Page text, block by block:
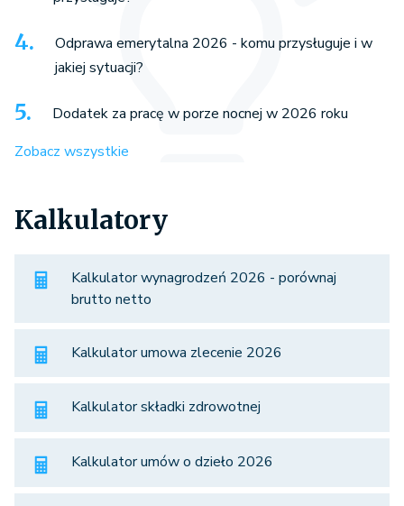
Odprawa emerytalna 2026 - komu przysługuje i w
jakiej sytuacji?
Dodatek za pracę w porze nocnej w 2026 roku
Zobacz wszystkie
Kalkulatory
Kalkulator wynagrodzeń 2026 - porównaj
brutto netto
Kalkulator umowa zlecenie 2026
Kalkulator składki zdrowotnej
Kalkulator umów o dzieło 2026